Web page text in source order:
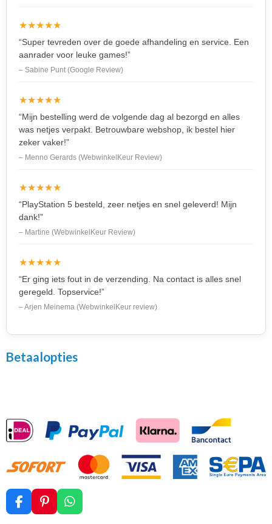
★★★★★
“Super tevreden over de goede afhandeling en service. Een
aanrader voor leuke games!”
– Sabine Punt (Google Review)
★★★★★
“Mijn bestelling werd de volgende dag al bezorgd en alles
was netjes verpakt. Betrouwbare webshop, ik bestel hier
zeker vaker!”
– Menno Gerards (WebwinkelKeur Review)
★★★★★
“PlayStation 5 besteld, zeer netjes en snel geleverd! Mijn
dank!”
– Martine (WebwinkelKeur Review)
★★★★★
“Er ging iets fout in de verzending. Na contact is alles snel
geregeld. Topservice!”
– Arjen Meinema (WebwinkelKeur review)
Betaalopties
F
a
P
i
W
h